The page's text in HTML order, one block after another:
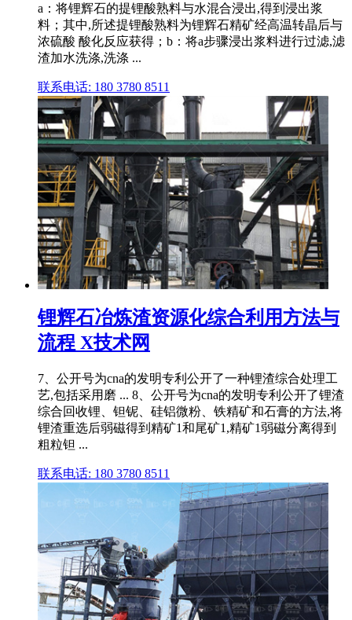
a：将锂辉石的提锂酸熟料与水混合浸出,得到浸出浆
料；其中,所述提锂酸熟料为锂辉石精矿经高温转晶后与
浓硫酸 酸化反应获得；b：将a步骤浸出浆料进行过滤,滤
渣加水洗涤,洗涤 ...
联系电话: 180 3780 8511
锂辉石冶炼渣资源化综合利用方法与
流程 X技术网
7、公开号为cna的发明专利公开了一种锂渣综合处理工
艺,包括采用磨 ... 8、公开号为cna的发明专利公开了锂渣
综合回收锂、钽铌、硅铝微粉、铁精矿和石膏的方法,将
锂渣重选后弱磁得到精矿1和尾矿1,精矿1弱磁分离得到
粗粒钽 ...
联系电话: 180 3780 8511